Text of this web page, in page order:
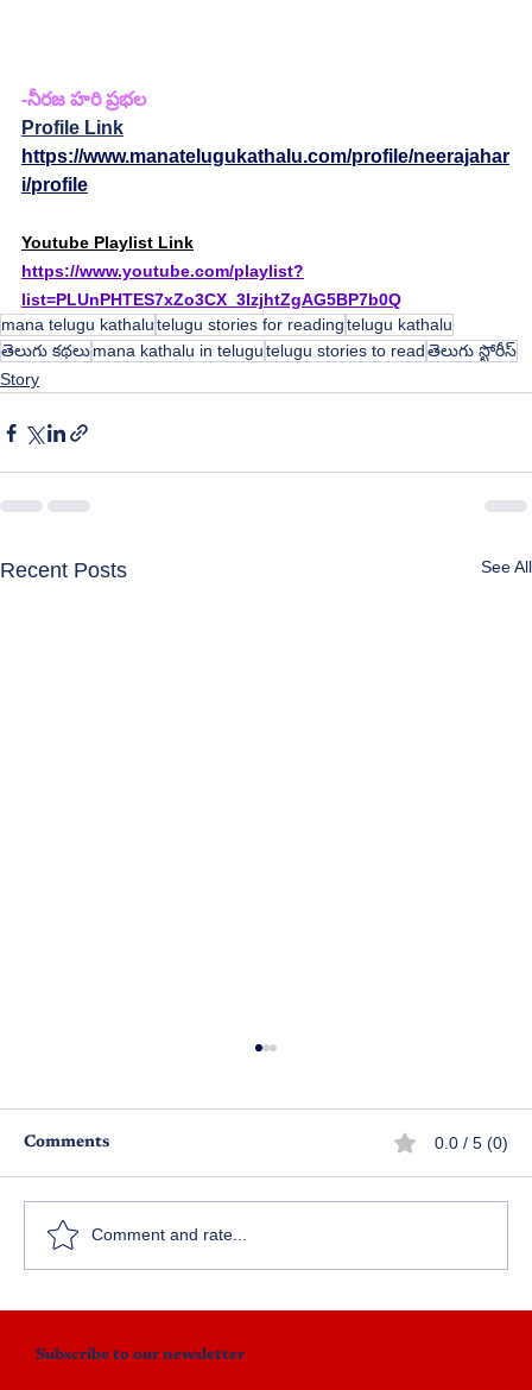
-నీరజ హరి ప్రభల
Profile Link
https://www.manatelugukathalu.com/profile/neerajahar
i/profile
Youtube Playlist Link
https://www.youtube.com/playlist?
list=PLUnPHTES7xZo3CX_3IzjhtZgAG5BP7b0Q
mana telugu kathalutelugu stories for readingtelugu kathalu
తెలుగు కథలుmana kathalu in telugutelugu stories to readతెలుగు స్టోరీస్
Story
Recent Posts See All
Comments 0.0 / 5 (0)
Comment and rate...
Subscribe to our newsletter